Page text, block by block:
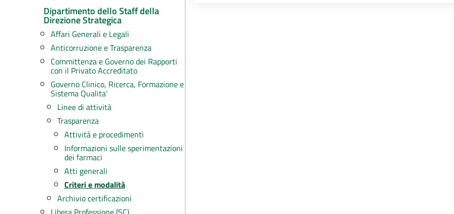
Dipartimento dello Staff della
Direzione Strategica
Affari Generali e Legali
Anticorruzione e Trasparenza
Committenza e Governo dei Rapporti
con il Privato Accreditato
Governo Clinico, Ricerca, Formazione e
Sistema Qualita'
Linee di attività
Trasparenza
Attività e procedimenti
Informazioni sulle sperimentazioni
dei farmaci
Atti generali
Criteri e modalità
Archivio certificazioni